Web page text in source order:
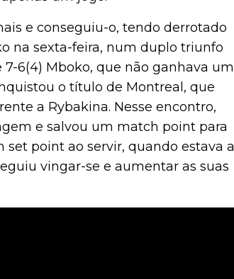
e conseguiu-o, tendo derrotado
na sexta-feira, num duplo triunfo
6(4) Mboko, que não ganhava um
o título de Montreal, que
a Rybakina. Nesse encontro,
e salvou um match point para
set point ao servir, quando estava a
vingar-se e aumentar as suas